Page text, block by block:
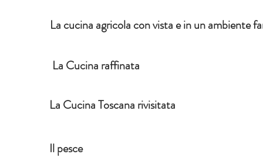
La cucina agricola con vista e in un ambiente
La Cucina raffinata
La Cucina Toscana rivisitata
Il pesce